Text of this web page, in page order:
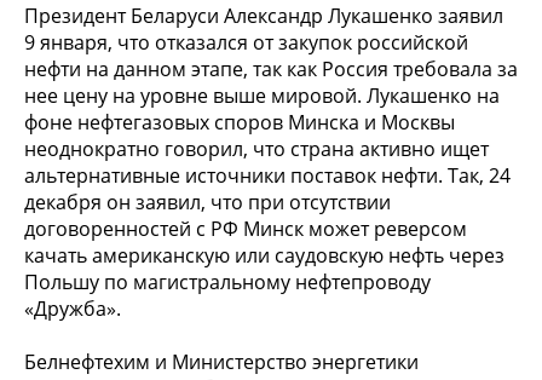
Президент Беларуси Александр Лукашенко заявил
9 января, что отказался от закупок российской
нефти на данном этапе, так как Россия требовала за
нее цену на уровне выше мировой. Лукашенко на
фоне нефтегазовых споров Минска и Москвы
неоднократно говорил, что страна активно ищет
альтернативные источники поставок нефти. Так, 24
декабря он заявил, что при отсутствии
договоренностей с РФ Минск может реверсом
качать американскую или саудовскую нефть через
Польшу по магистральному нефтепроводу
«Дружба».
Белнефтехим и Министерство энергетики